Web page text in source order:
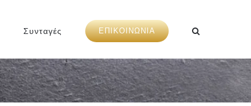
Συνταγές ΕΠΙΚΟΙΝΩΝΙΑ